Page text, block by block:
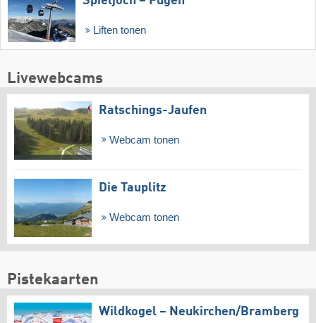
Liften tonen
Livewebcams
Ratschings-Jaufen
Webcam tonen
Die Tauplitz
Webcam tonen
Pistekaarten
Wildkogel – Neukirchen/​Bramberg